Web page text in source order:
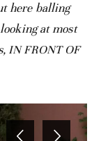
here balling
at most
IN FRONT OF